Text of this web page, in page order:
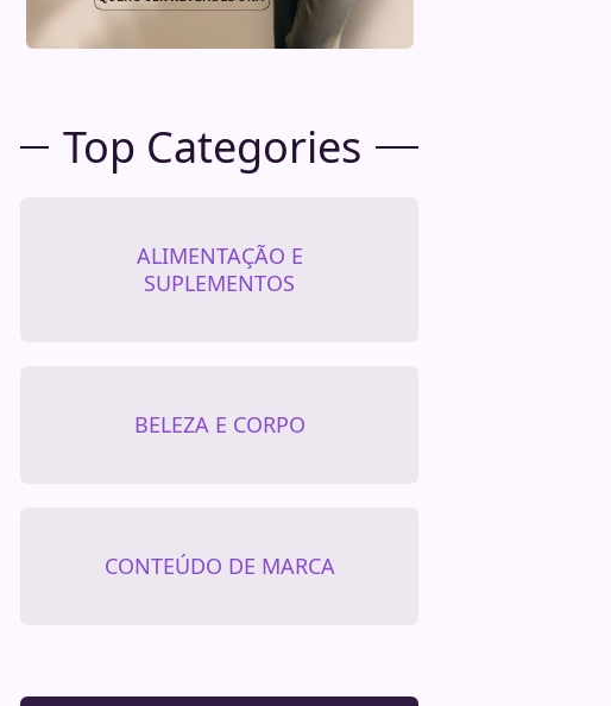
Top Categories
ALIMENTAÇÃO E
SUPLEMENTOS
BELEZA E CORPO
CONTEÚDO DE MARCA